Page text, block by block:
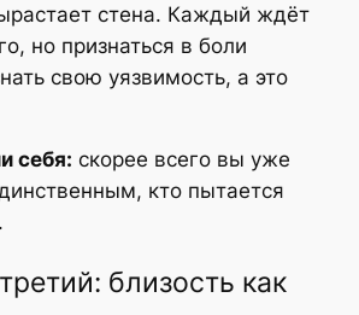
стена. Каждый ждёт
но признаться в боли
свою уязвимость, а это
себя: скорее всего вы уже
кто пытается
близость как